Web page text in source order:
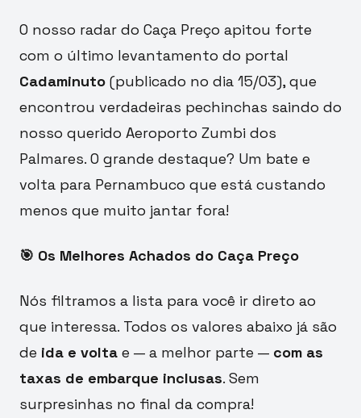
O nosso radar do Caça Preço apitou forte
com o último levantamento do portal
Cadaminuto (publicado no dia 15/03), que
encontrou verdadeiras pechinchas saindo do
nosso querido Aeroporto Zumbi dos
Palmares. O grande destaque? Um bate e
volta para Pernambuco que está custando
menos que muito jantar fora!
🎯 Os Melhores Achados do Caça Preço
Nós filtramos a lista para você ir direto ao
que interessa. Todos os valores abaixo já são
de ida e volta e — a melhor parte — com as
taxas de embarque inclusas. Sem
surpresinhas no final da compra!